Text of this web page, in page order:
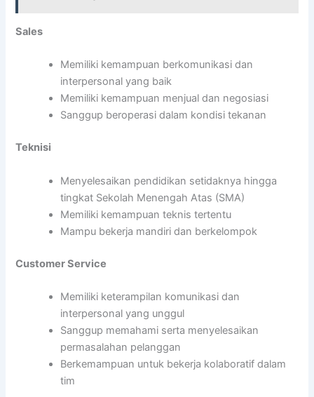
Sales
Memiliki kemampuan berkomunikasi dan
interpersonal yang baik
Memiliki kemampuan menjual dan negosiasi
Sanggup beroperasi dalam kondisi tekanan
Teknisi
Menyelesaikan pendidikan setidaknya hingga
tingkat Sekolah Menengah Atas (SMA)
Memiliki kemampuan teknis tertentu
Mampu bekerja mandiri dan berkelompok
Customer Service
Memiliki keterampilan komunikasi dan
interpersonal yang unggul
Sanggup memahami serta menyelesaikan
permasalahan pelanggan
Berkemampuan untuk bekerja kolaboratif dalam
tim